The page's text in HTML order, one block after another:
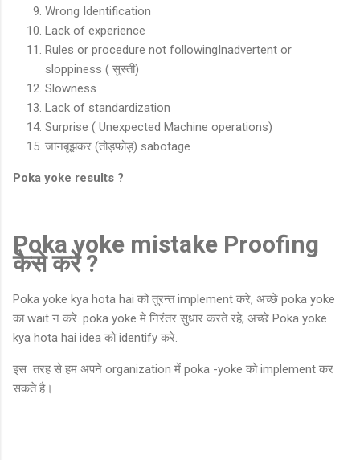
Wrong Identification
Lack of experience
Rules or procedure not followingInadvertent or
sloppiness ( सुस्ती)
Slowness
Lack of standardization
Surprise ( Unexpected Machine operations)
जानबूझकर (तोड़फोड़) sabotage
Poka yoke results ?
Poka yoke mistake Proofing
कैसे करे ?
Poka yoke kya hota hai को तुरन्त implement करे, अच्छे poka yoke
का wait न करे. poka yoke मे निरंतर सुधार करते रहे, अच्छे Poka yoke
kya hota hai idea को identify करे.
इस तरह से हम अपने organization में poka -yoke को implement कर
सकते है।